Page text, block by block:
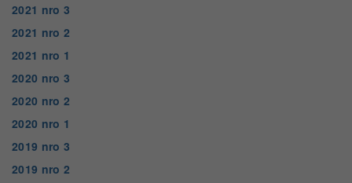
2021 nro 3
2021 nro 2
2021 nro 1
2020 nro 3
2020 nro 2
2020 nro 1
2019 nro 3
2019 nro 2